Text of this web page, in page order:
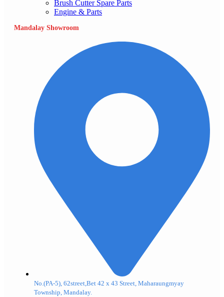
Brush Cutter Spare Parts
Engine & Parts
Mandalay Showroom
No.(PA-5), 62street,Bet 42 x 43 Street, Maharaungmyay
Township, Mandalay.